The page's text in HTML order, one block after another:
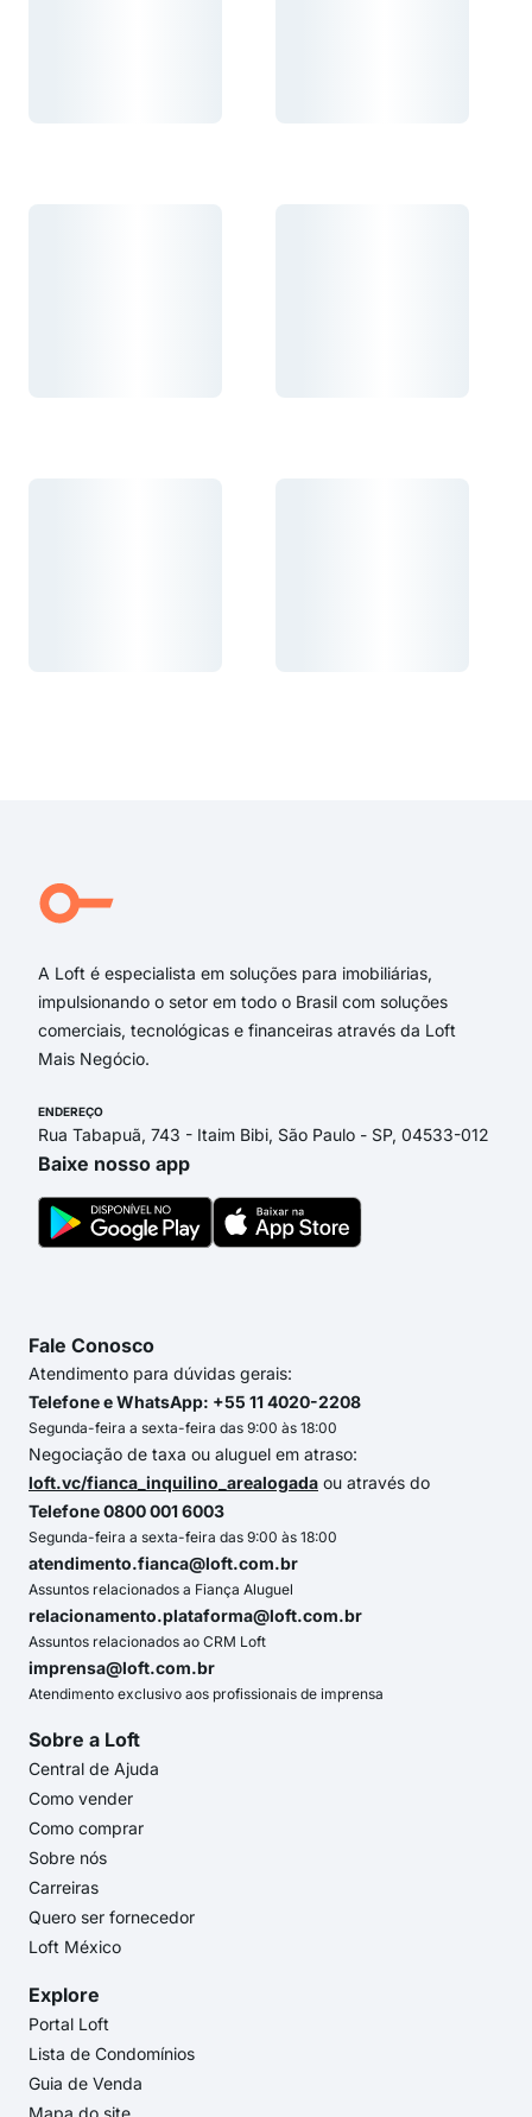
A Loft é especialista em soluções para imobiliárias,
impulsionando o setor em todo o Brasil com soluções
comerciais, tecnológicas e financeiras através da Loft
Mais Negócio.
ENDEREÇO
Rua Tabapuã, 743 - Itaim Bibi, São Paulo - SP, 04533-012
Baixe nosso app
Fale Conosco
Atendimento para dúvidas gerais:
Telefone e WhatsApp: +55 11 4020-2208
Segunda-feira a sexta-feira das 9:00 às 18:00
Negociação de taxa ou aluguel em atraso:
loft.vc/fianca_inquilino_arealogada ou através do
Telefone 0800 001 6003
Segunda-feira a sexta-feira das 9:00 às 18:00
atendimento.fianca@loft.com.br
Assuntos relacionados a Fiança Aluguel
relacionamento.plataforma@loft.com.br
Assuntos relacionados ao CRM Loft
imprensa@loft.com.br
Atendimento exclusivo aos profissionais de imprensa
Sobre a Loft
Central de Ajuda
Como vender
Como comprar
Sobre nós
Carreiras
Quero ser fornecedor
Loft México
Explore
Portal Loft
Lista de Condomínios
Guia de Venda
Mapa do site